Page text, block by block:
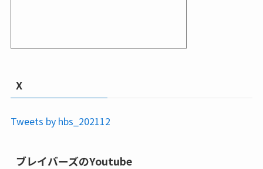
X
Tweets by hbs_202112
ブレイバーズのYoutube